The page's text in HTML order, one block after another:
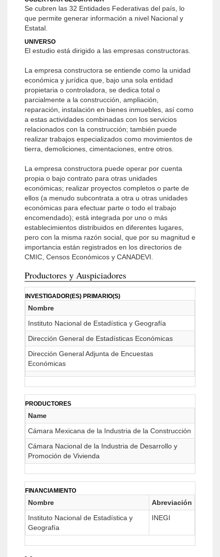
Se cubren las 32 Entidades Federativas del país, lo
que permite generar información a nivel Nacional y
Estatal.
UNIVERSO
El estudio está dirigido a las empresas constructoras.
La empresa constructora se entiende como la unidad
económica y jurídica que, bajo una sola entidad
propietaria o controladora, se dedica total o
parcialmente a la construcción, ampliación,
reparación, instalación en bienes inmuebles, así como
a estas actividades combinadas con los servicios
relacionados con la construcción; también puede
realizar trabajos especializados como movimientos de
tierra, demoliciones, cimentaciones, entre otros.
La empresa constructora puede operar por cuenta
propia o bajo contrato para otras unidades
económicas; realizar proyectos completos o parte de
ellos (a menudo subcontrata a otra u otras unidades
económicas para efectuar parte o todo el trabajo
encomendado); está integrada por uno o más
establecimientos distribuidos en diferentes lugares,
pero con la misma razón social, que por su magnitud e
importancia están registrados en los directorios de
CMIC, Censos Económicos y CANADEVI.
Productores y Auspiciadores
INVESTIGADOR(ES) PRIMARIO(S)
Nombre
Instituto Nacional de Estadística y Geografía
Dirección General de Estadísticas Económicas
Dirección General Adjunta de Encuestas
Económicas
PRODUCTORES
Name
Cámara Mexicana de la Industria de la Construcción
Cámara Nacional de la Industria de Desarrollo y
Promoción de Vivienda
FINANCIAMIENTO
Nombre
Abreviación
Instituto Nacional de Estadística y
Geografía
INEGI